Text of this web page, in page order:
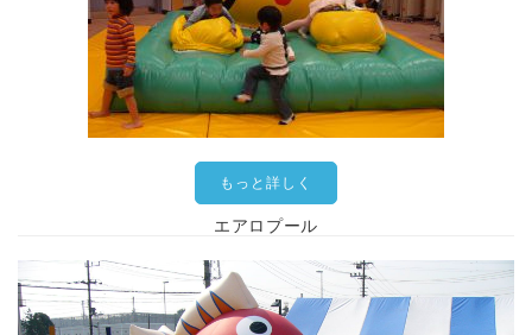
もっと詳しく
エアロプール